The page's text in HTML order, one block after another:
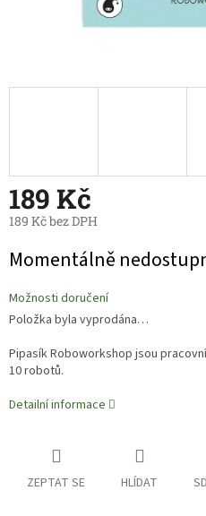
189 Kč
189 Kč bez DPH
cena:
Momentálně
Možnosti doručení
Položka byla vyprodána…
Pipasík Roboworkshop jsou
10 robotů.
Detailní informace
ZEPTAT SE HLÍDAT